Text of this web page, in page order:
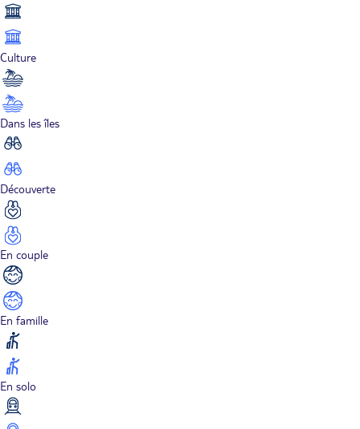
Culture
Dans les îles
Découverte
En couple
En famille
En solo